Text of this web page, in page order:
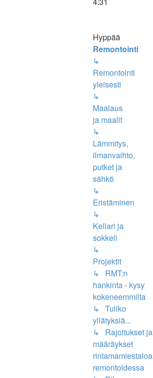
Hyppää
Remontointi
↳
Remontointi
yleisesti
↳
Maalaus
ja maalit
↳
Lämmitys,
ilmanvaihto,
putket ja
sähkö
↳
Eristäminen
↳
Kellari ja
sokkeli
↳
Projektit
↳ RMT:n
hankinta - kysy
kokeneemmilta
↳ Tuliko
yllätyksiä...
↳ Rajoitukset ja
määräykset
rintamamiestaloa
remontoidessa